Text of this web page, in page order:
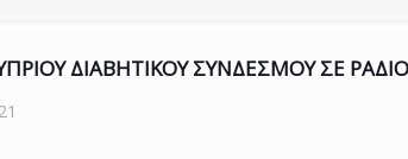
ΔΙΑΒΗΤΙΚΟΥ ΣΥΝΔΕΣΜΟΥ ΣΕ